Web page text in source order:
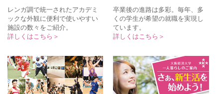
レンガ調で統一されたアカデミ
ックな外観に便利で使いやすい
施設の数々をご紹介。
詳しくはこちら＞
卒業後の進路は多彩。毎年、多
くの学生が希望の就職を実現し
ています。
詳しくはこちら＞